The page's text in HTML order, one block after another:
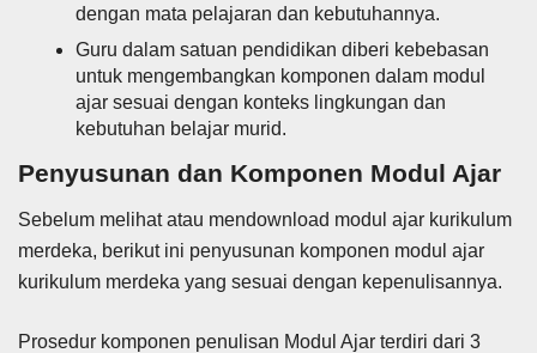
dengan mata pelajaran dan kebutuhannya.
Guru dalam satuan pendidikan diberi kebebasan
untuk mengembangkan komponen dalam modul
ajar sesuai dengan konteks lingkungan dan
kebutuhan belajar murid.
Penyusunan dan Komponen Modul Ajar
Sebelum melihat atau mendownload modul ajar kurikulum
merdeka, berikut ini penyusunan komponen modul ajar
kurikulum merdeka yang sesuai dengan kepenulisannya.
Prosedur komponen penulisan Modul Ajar terdiri dari 3